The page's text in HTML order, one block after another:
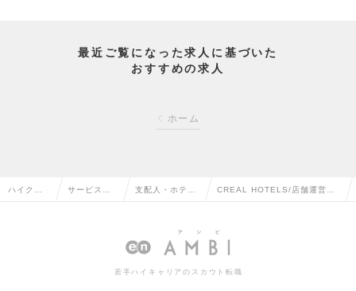
最近ご覧になった求人に基づいた
おすすめの求人
ホーム
ハイクラ サービス・ 支配人・ホテル CREAL HOTELS/店舗運営担
若手ハイキャリアのスカウト転職